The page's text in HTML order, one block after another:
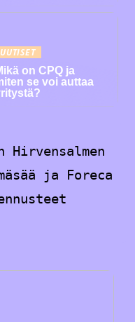
UUTISET
on CPQ ja
se voi auttaa
Hirvensalmen
ja Foreca